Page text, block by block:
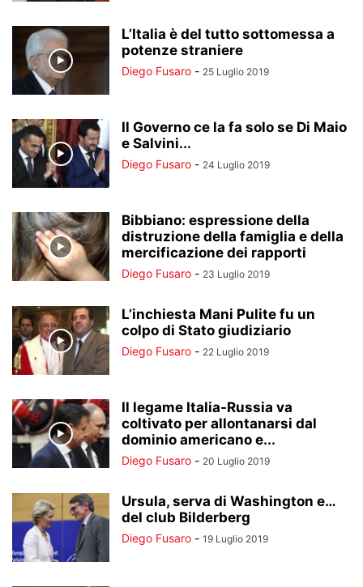
L’Italia è del tutto sottomessa a
potenze straniere
Diego Fusaro - 25 Luglio 2019
Il Governo ce la fa solo se Di Maio
e Salvini...
Diego Fusaro - 24 Luglio 2019
Bibbiano: espressione della
distruzione della famiglia e della
mercificazione dei rapporti
Diego Fusaro - 23 Luglio 2019
L’inchiesta Mani Pulite fu un
colpo di Stato giudiziario
Diego Fusaro - 22 Luglio 2019
Il legame Italia-Russia va
coltivato per allontanarsi dal
dominio americano e...
Diego Fusaro - 20 Luglio 2019
Ursula, serva di Washington e…
del club Bilderberg
Diego Fusaro - 19 Luglio 2019